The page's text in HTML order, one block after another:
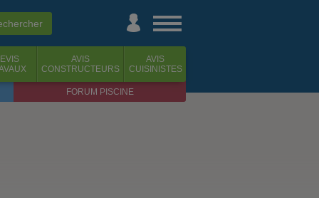
AVIS
CONSTRUCTEURS
AVIS
CUISINISTES
FORUM PISCINE